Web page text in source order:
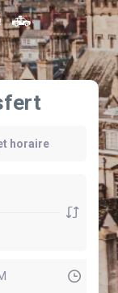
horaire